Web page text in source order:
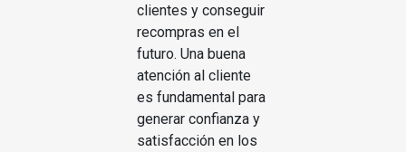
clientes y conseguir
recompras en el
futuro. Una buena
atención al cliente
es fundamental para
generar confianza y
satisfacción en los